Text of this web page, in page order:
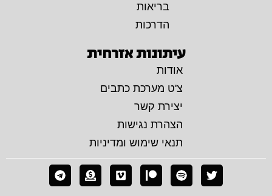
בריאות
הדרכות
עיתונות אזרחית
אודות
צ'ט מערכת כתבים
יצירת קשר
הצהרת נגישות
תנאי שימוש ומדיניות